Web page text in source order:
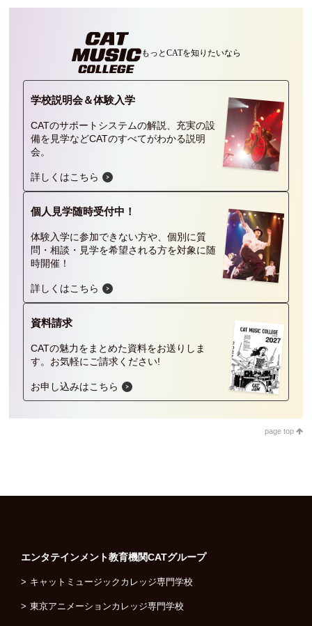
もっとCATを知りたいなら
学校説明会＆体験入学
CATのサポートシステムの解説、充実の設
備を見学などCATのすべてがわかる説明
会。
詳しくはこちら
個人見学随時受付中！
体験入学に参加できない方や、個別に質
問・相談・見学を希望される方を対象に随
時開催！
詳しくはこちら
資料請求
CATの魅力をまとめた資料をお送りしま
す。 お気軽にご請求ください!
お申し込みはこちら
page top
エンタテインメント教育機関CATグループ
キャットミュージックカレッジ専門学校
東京アニメーションカレッジ専門学校